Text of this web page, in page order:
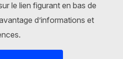
le lien figurant en bas de
d’informations et